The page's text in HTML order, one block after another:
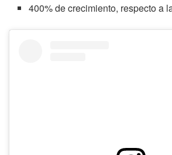
400% de crecimiento, respecto a